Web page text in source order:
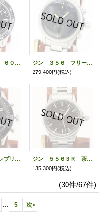
ジン ＥＺＭ３ ６０３ 黒文字盤
ジン ３５６ フリーガー 黒文字盤 ビームス４５周年限定
279,400円(税込)
ジン １５５ レプリカ ２カウンタークロノ 黒文字盤
ジン ５５６ＢＲ 茶文字盤 日本限定
135,300円(税込)
(30件/67件)
... 5 次»